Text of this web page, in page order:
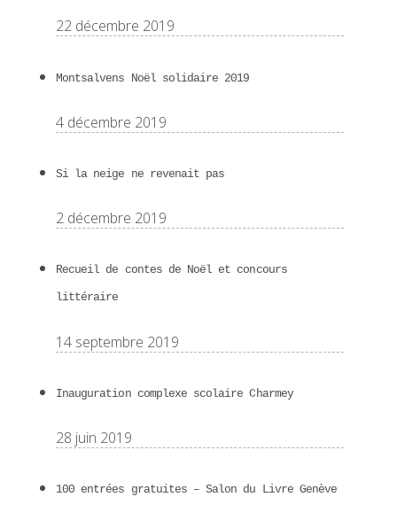
22 décembre 2019
Montsalvens Noël solidaire 2019
4 décembre 2019
Si la neige ne revenait pas
2 décembre 2019
Recueil de contes de Noël et concours
littéraire
14 septembre 2019
Inauguration complexe scolaire Charmey
28 juin 2019
100 entrées gratuites – Salon du Livre Genève